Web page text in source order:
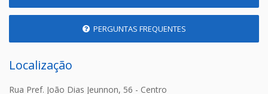
PERGUNTAS FREQUENTES
Localização
Rua Pref. João Dias Jeunnon, 56 - Centro